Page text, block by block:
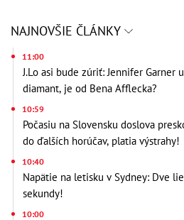
NAJNOVŠIE ČLÁNKY
11:00
J.Lo asi bude zúriť: Jennifer Garner
diamant, je od Bena Afflecka?
10:59
Počasiu na Slovensku doslova
do ďalších horúčav, platia výstrahy!
10:40
Napätie na letisku v Sydney: Dve
sekundy!
10:00